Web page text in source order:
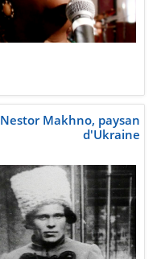
Nestor Makhno, paysan
d'Ukraine